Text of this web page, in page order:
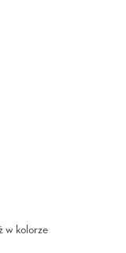
w kolorze